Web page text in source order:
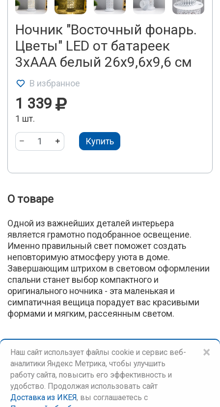
Ночник "Восточный фонарь.
Цветы" LED от батареек
3хААА белый 26х9,6х9,6 см
В избранное
1 339
1 шт.
Купить
О товаре
Одной из важнейших деталей интерьера
является грамотно подобранное освещение.
Именно правильный свет поможет создать
неповторимую атмосферу уюта в доме.
Завершающим штрихом в световом оформлении
спальни станет выбор компактного и
оригинального ночника - эта маленькая и
симпатичная вещица порадует вас красивыми
формами и мягким, рассеянным светом.
×
Наш сайт использует файлы cookie и сервис веб-
аналитики Яндекс Метрика, чтобы улучшить
работу сайта, повысить его эффективность и
удобство. Продолжая использовать сайт
Доставка из ИКЕЯ, вы соглашаетесь c